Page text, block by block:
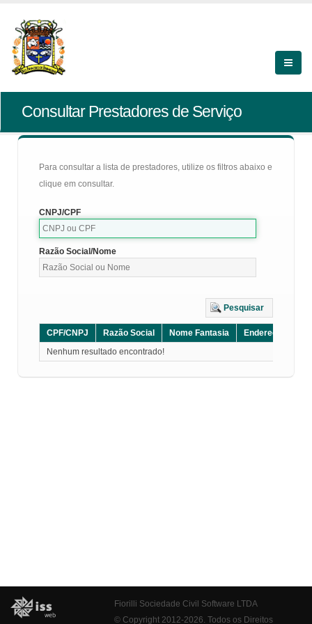
Consultar Prestadores de Serviço
Para consultar a lista de prestadores, utilize os filtros abaixo e
clique em consultar.
CNPJ/CPF
Razão Social/Nome
Pesquisar
CPF/CNPJ Razão Social Nome Fantasia Endereço
Nenhum resultado encontrado!
Fiorilli Sociedade Civil Software LTDA
© Copyright 2012-2026. Todos os Direitos